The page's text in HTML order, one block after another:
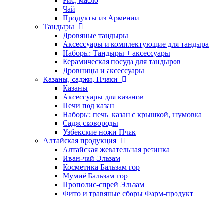
Чай
Продукты из Армении
Тандыры
Дровяные тандыры
Аксессуары и комплектующие для тандыра
Наборы: Тандыры + аксессуары
Керамическая посуда для тандыров
Дровницы и аксессуары
Казаны, саджи, Пчаки
Казаны
Аксессуары для казанов
Печи под казан
Наборы: печь, казан с крышкой, шумовка
Садж сковороды
Узбекские ножи Пчак
Алтайская продукция
Алтайская жевательная резинка
Иван-чай Эльзам
Косметика Бальзам гор
Мумиё Бальзам гор
Прополис-спрей Эльзам
Фито и травяные сборы Фарм-продукт